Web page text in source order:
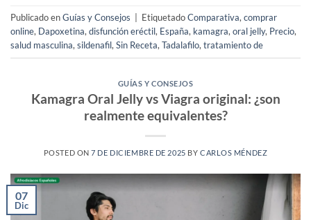
Publicado enGuías y Consejos EtiquetadoComparativa, comprar
online, Dapoxetina, disfunción eréctil, España, kamagra, oral jelly, Precio,
salud masculina, sildenafil, Sin Receta, Tadalafilo, tratamiento de
GUÍAS Y CONSEJOS
Kamagra Oral Jelly vs Viagra original: ¿son
realmente equivalentes?
POSTED ON7 DE DICIEMBRE DE 2025 BY CARLOS MÉNDEZ
07
Dic